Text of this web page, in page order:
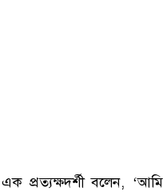
এক প্রত্যক্ষদর্শী বলেন,